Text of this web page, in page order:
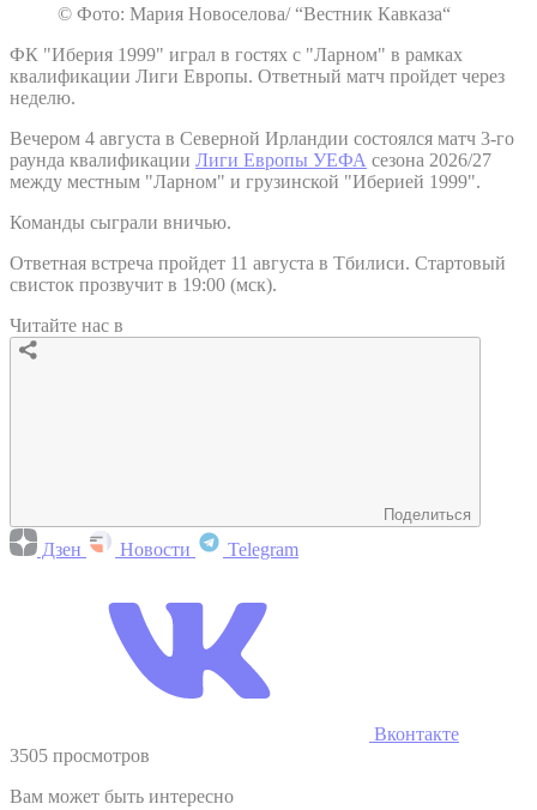
© Фото: Мария Новоселова/ “Вестник Кавказа“
ФК "Иберия 1999" играл в гостях с "Ларном" в рамках
квалификации Лиги Европы. Ответный матч пройдет через
неделю.
Вечером 4 августа в Северной Ирландии состоялся матч 3-го
раунда квалификации Лиги Европы УЕФА сезона 2026/27
между местным "Ларном" и грузинской "Иберией 1999".
Команды сыграли вничью.
Ответная встреча пройдет 11 августа в Тбилиси. Стартовый
свисток прозвучит в 19:00 (мск).
Читайте нас в
Поделиться
Дзен Новости Telegram
Вконтакте
3505 просмотров
Вам может быть интересно